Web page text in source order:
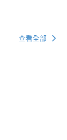
查看全部